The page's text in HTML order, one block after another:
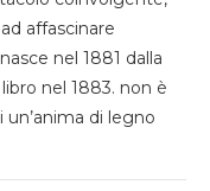
affascinare
nel 1881 dalla
nel 1883. non è
di legno